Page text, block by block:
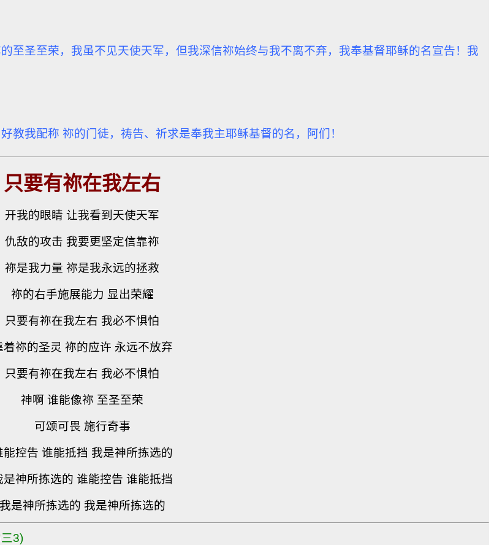
圣至荣，我虽不见天使天军，但我深信祢始终与我不离不弃， 我奉基督耶稣的名宣告！我
好教我配称 祢的门徒，祷告、祈求是奉我主耶稣基督的名，阿们！
只要有祢在我左右
开我的眼睛 让我看到天使天军
仇敌的攻击 我要更坚定信靠祢
祢是我力量 祢是我永远的拯救
祢的右手施展能力 显出荣耀
只要有祢在我左右 我必不惧怕
着祢的圣灵 祢的应许 永远不放弃
只要有祢在我左右 我必不惧怕
神啊 谁能像祢 至圣至荣
可颂可畏 施行奇事
能控告 谁能抵挡 我是神所拣选的
是神所拣选的 谁能控告 谁能抵挡
我是神所拣选的 我是神所拣选的
3)